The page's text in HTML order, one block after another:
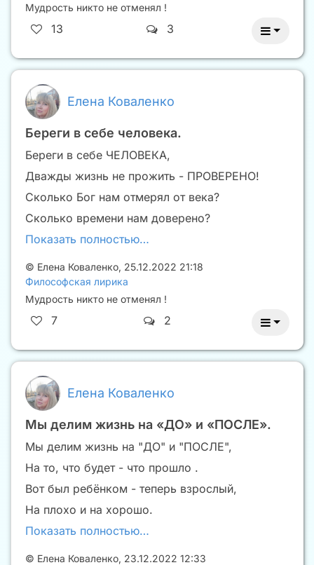
Мудрость никто не отменял !
13 3
Елена Коваленко
Береги в себе человека.
Береги в себе ЧЕЛОВЕКА,
Дважды жизнь не прожить - ПРОВЕРЕНО!
Сколько Бог нам отмерял от века?
Сколько времени нам доверено?
Показать полностью…
© Елена Коваленко, 25.12.2022 21:18
Философская лирика
Мудрость никто не отменял !
7 2
Елена Коваленко
Мы делим жизнь на «ДО» и «ПОСЛЕ».
Мы делим жизнь на "ДО" и "ПОСЛЕ",
На то, что будет - что прошло .
Вот был ребёнком - теперь взрослый,
На плохо и на хорошо.
Показать полностью…
© Елена Коваленко, 23.12.2022 12:33